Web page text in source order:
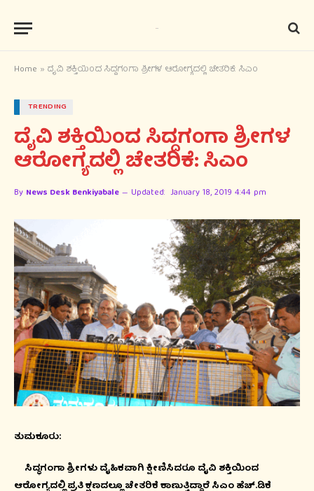
Home » ದೈವಿ ಶಕ್ತಿಯಿಂದ ಸಿದ್ಧಗಂಗಾ ಶ್ರೀಗಳ ಆರೋಗ್ಯದಲ್ಲಿ ಚೇತರಿಕೆ: ಸಿಎಂ
TRENDING
ದೈವಿ ಶಕ್ತಿಯಿಂದ ಸಿದ್ಧಗಂಗಾ ಶ್ರೀಗಳ
ಆರೋಗ್ಯದಲ್ಲಿ ಚೇತರಿಕೆ: ಸಿಎಂ
By News Desk Benkiyabale Updated: January 18, 2019 4:44 pm
ತುಮಕೂರು:
ಸಿದ್ಧಗಂಗಾ ಶ್ರೀಗಳು ದೈಹಿಕವಾಗಿ ಕ್ಷೀಣಿಸಿದರೂ ದೈವಿ ಶಕ್ತಿಯಿಂದ
ಆರೋಗ್ಯದಲ್ಲಿ ಪ್ರತಿ ಕ್ಷಣದಲ್ಲೂ ಚೇತರಿಕೆ ಕಾಣುತ್ತಿದ್ದಾರೆ ಸಿಎಂ ಹೆಚ್.ಡಿಕೆ